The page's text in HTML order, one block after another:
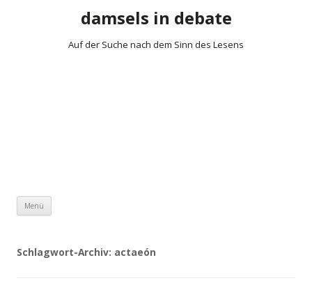
damsels in debate
Auf der Suche nach dem Sinn des Lesens
Menü
Schlagwort-Archiv: actaeón